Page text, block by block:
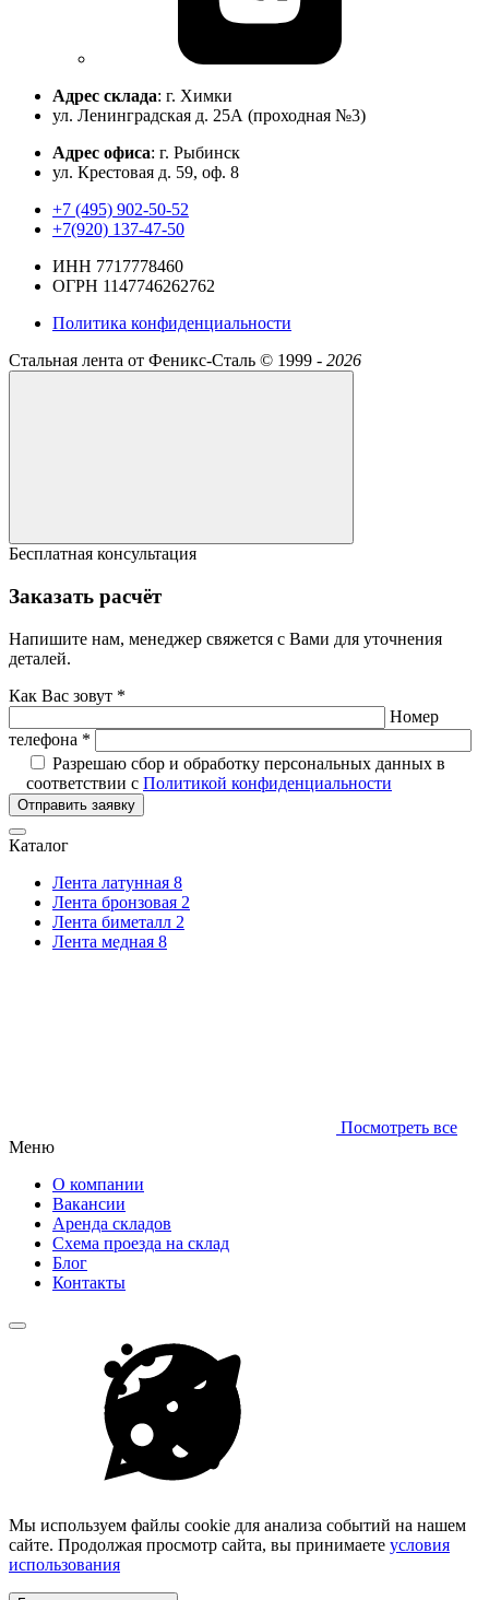
Адрес склада: г. Химки
ул. Ленинградская д. 25А (проходная №3)
Адрес офиса: г. Рыбинск
ул. Крестовая д. 59, оф. 8
+7 (495) 902-50-52
+7(920) 137-47-50
ИНН 7717778460
ОГРН 1147746262762
Политика конфиденциальности
Стальная лента от Феникс-Сталь © 1999 - 2026
Бесплатная консультация
Заказать расчёт
Напишите нам, менеджер свяжется с Вами для уточнения
деталей.
Как Вас зовут *
Номер
телефона *
Разрешаю сбор и обработку персональных данных в
соответствии с Политикой конфиденциальности
Отправить заявку
Каталог
Лента латунная 8
Лента бронзовая 2
Лента биметалл 2
Лента медная 8
Посмотреть все
Меню
О компании
Вакансии
Аренда складов
Схема проезда на склад
Блог
Контакты
Мы используем файлы cookie для анализа событий на нашем
сайте. Продолжая просмотр сайта, вы принимаете условия
использования